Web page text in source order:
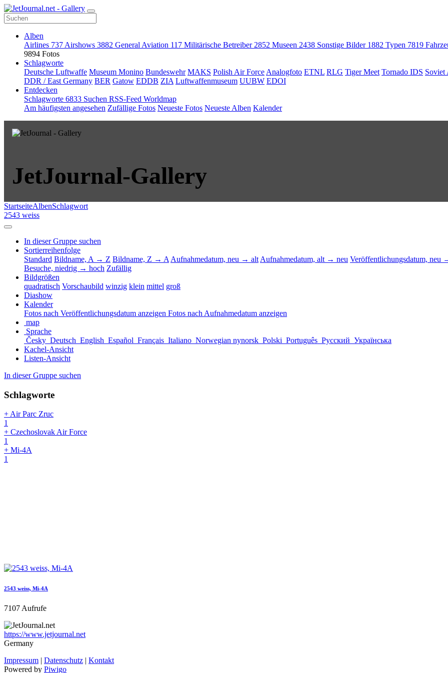
Alben
Airlines 737 Airshows 3882 General Aviation 117 Militärische Betreiber 2852 Museen 2438 Sonstige Bilder 1882 Typen 7819
9894 Fotos
Schlagworte
Deutsche Luftwaffe Museum Monino Bundeswehr MAKS Polish Air Force Analogfoto ETNL RLG Tiger Meet Tornado IDS Soviet
DDR / East Germany BER Gatow EDDB ZIA Luftwaffenmuseum UUBW EDOI
Entdecken
Schlagworte 6833 Suchen RSS-Feed Worldmap
Am häufigsten angesehen Zufällige Fotos Neueste Fotos Neueste Alben Kalender
JetJournal-Gallery
StartseiteAlbenSchlagwort
2543 weiss
In dieser Gruppe suchen
Sortierreihenfolge
Standard Bildname, A → Z Bildname, Z → A Aufnahmedatum, neu → alt Aufnahmedatum, alt → neu Veröffentlichungsdatum, neu
Besuche, niedrig → hoch Zufällig
Bildgrößen
quadratisch Vorschaubild winzig klein mittel groß
Diashow
Kalender
Fotos nach Veröffentlichungsdatum anzeigen Fotos nach Aufnahmedatum anzeigen
map
Sprache
Česky Deutsch English Español Français Italiano Norwegian nynorsk Polski Português Русский Українська
Kachel-Ansicht
Listen-Ansicht
In dieser Gruppe suchen
Schlagworte
+ Air Parc Zruc
1
+ Czechoslovak Air Force
1
+ Mi-4A
1
2543 weiss, Mi-4A
7107 Aufrufe
https://www.jetjournal.net
Germany
Impressum | Datenschutz | Kontakt
Powered by Piwigo